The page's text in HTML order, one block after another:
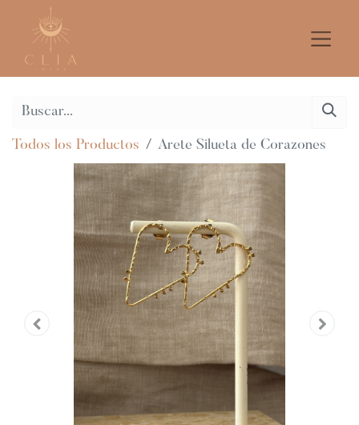
Todos los Productos Arete Silueta de Corazones